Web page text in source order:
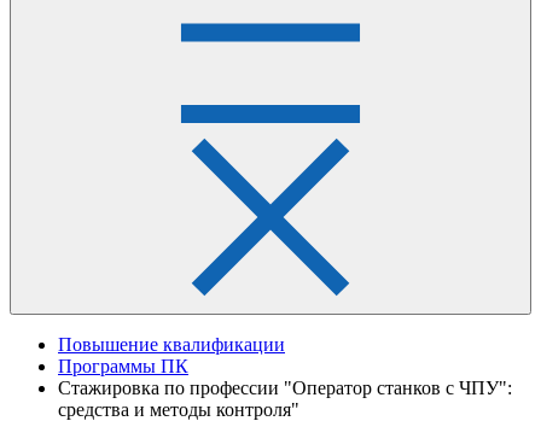
Повышение квалификации
Программы ПК
Стажировка по профессии "Оператор станков с ЧПУ":
средства и методы контроля"